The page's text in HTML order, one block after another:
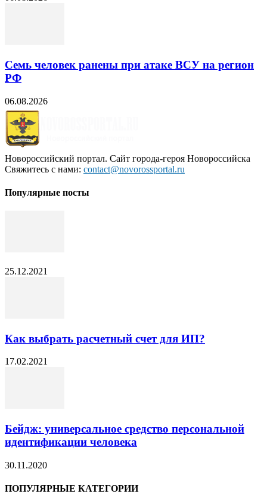
Семь человек ранены при атаке ВСУ на регион
РФ
06.08.2026
Новороссийский портал. Сайт города-героя Новороссийска
Свяжитесь с нами: contact@novorossportal.ru
Популярные посты
25.12.2021
Как выбрать расчетный счет для ИП?
17.02.2021
Бейдж: универсальное средство персональной
идентификации человека
30.11.2020
ПОПУЛЯРНЫЕ КАТЕГОРИИ